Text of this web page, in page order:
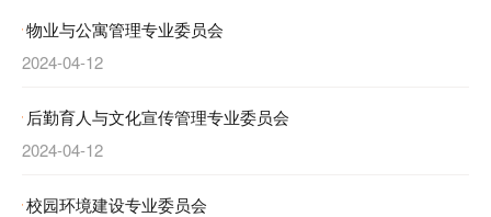
物业与公寓管理专业委员会
2024-04-12
后勤育人与文化宣传管理专业委员会
2024-04-12
校园环境建设专业委员会